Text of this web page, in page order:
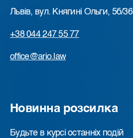
Львів, вул. Княгині Ольги, 5б/36
+38 044 247 55 77
office@ario.law
Новинна розсилка
Будьте в курсі останніх подій